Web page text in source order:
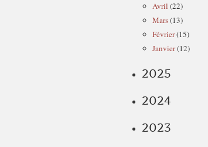
Avril (22)
Mars(13)
Février(15)
Janvier(12)
2025
2024
2023